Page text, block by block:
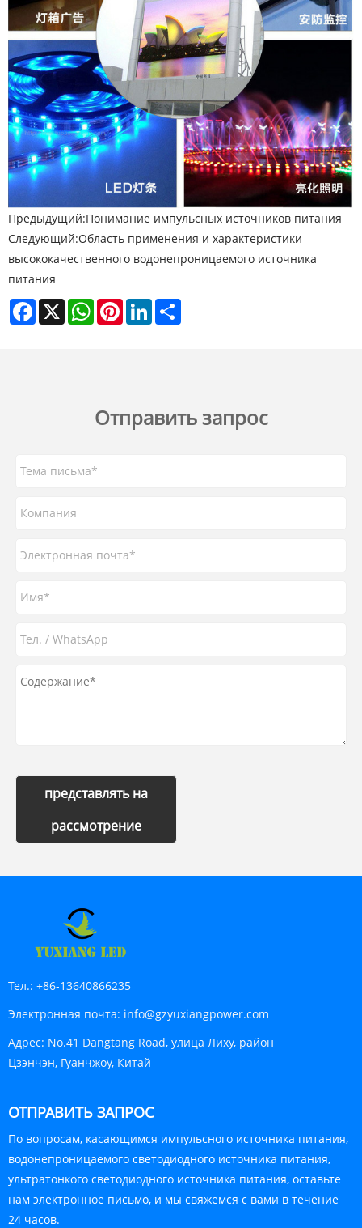
Предыдущий:Понимание импульсных источников питания
Следующий:Область применения и характеристики
высококачественного водонепроницаемого источника
питания
Facebook
X WhatsAppPinterestLinkedIn
Отправить запрос
представлять на
рассмотрение
Тел.: +86-13640866235
Электронная почта: info@gzyuxiangpower.com
Адрес: No.41 Dangtang Road, улица Лиху, район
Цзэнчэн, Гуанчжоу, Китай
ОТПРАВИТЬ ЗАПРОС
По вопросам, касающимся импульсного источника питания,
водонепроницаемого светодиодного источника питания,
ультратонкого светодиодного источника питания, оставьте
нам электронное письмо, и мы свяжемся с вами в течение
24 часов.